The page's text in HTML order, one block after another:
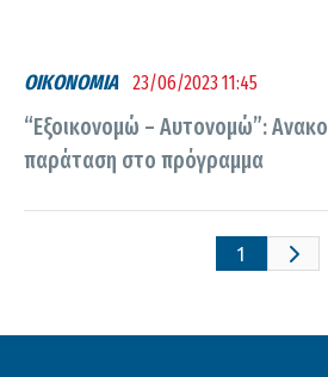
ΟΙΚΟΝΟΜΙΑ 23/06/2023 11:45
“Εξοικονομώ – Αυτονομώ”:
παράταση στο πρόγραμμα
1